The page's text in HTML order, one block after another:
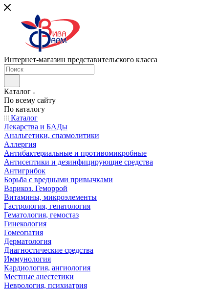
Интернет-магазин представительского класса
Каталог
По всему сайту
По каталогу
Каталог
Лекарства и БАДы
Анальгетики, спазмолитики
Аллергия
Антибактериальные и противомикробные
Антисептики и дезинфицирующие средства
Антигрибок
Борьба с вредными привычками
Варикоз. Геморрой
Витамины, микроэлементы
Гастрология, гепатология
Гематология, гемостаз
Гинекология
Гомеопатия
Дерматология
Диагностические средства
Иммунология
Кардиология, ангиология
Местные анестетики
Неврология, психиатрия